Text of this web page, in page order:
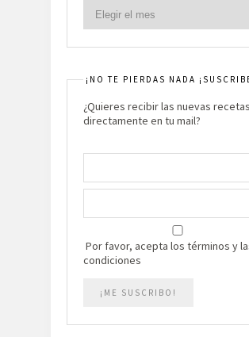
¡NO TE PIERDAS NADA
¿Quieres recibir las nuevas recetas
directamente en tu mail?
Por favor, acepta los términos y
condiciones